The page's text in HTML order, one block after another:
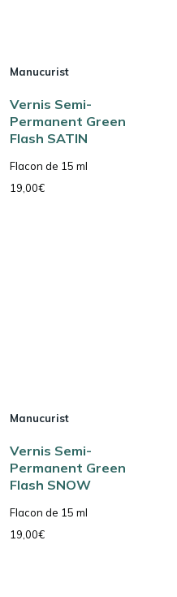
Manucurist
Vernis Semi-
Permanent Green
Flash SATIN
Flacon de 15 ml
19,00€
Manucurist
Vernis Semi-
Permanent Green
Flash SNOW
Flacon de 15 ml
19,00€